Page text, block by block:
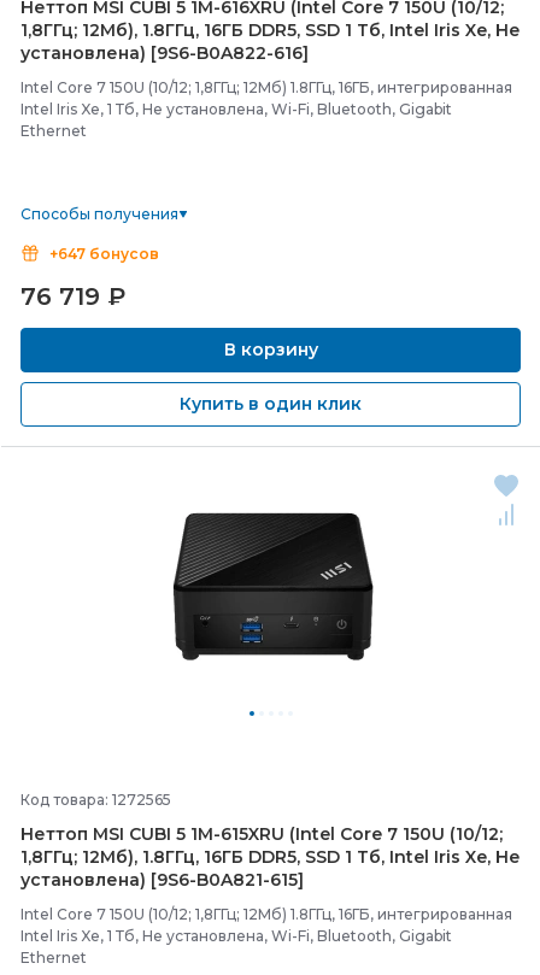
Неттоп MSI CUBI 5 1M-616XRU (Intel Core 7 150U (10/12;
1,8ГГц; 12Мб), 1.8ГГц, 16ГБ DDR5, SSD 1 Тб, Intel Iris Xe, Не
установлена) [9S6-B0A822-616]
Intel Core 7 150U (10/12; 1,8ГГц; 12Мб) 1.8ГГц, 16ГБ, интегрированная
Intel Iris Xe, 1 Тб, Не установлена, Wi-Fi, Bluetooth, Gigabit
Ethernet
Способы получения
+647 бонусов
76 719 ₽
В корзину
Купить в один клик
Код товара: 1272565
Неттоп MSI CUBI 5 1M-615XRU (Intel Core 7 150U (10/12;
1,8ГГц; 12Мб), 1.8ГГц, 16ГБ DDR5, SSD 1 Тб, Intel Iris Xe, Не
установлена) [9S6-B0A821-615]
Intel Core 7 150U (10/12; 1,8ГГц; 12Мб) 1.8ГГц, 16ГБ, интегрированная
Intel Iris Xe, 1 Тб, Не установлена, Wi-Fi, Bluetooth, Gigabit
Ethernet